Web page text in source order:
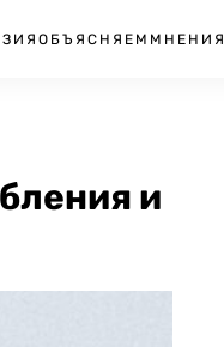
ОБЪЯСНЯЕМ МНЕНИЯ
и